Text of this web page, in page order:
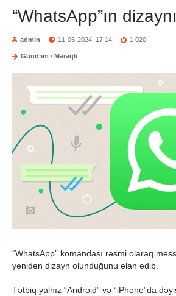
“WhatsApp”ın
admin 11-05-2024, 17:14 1 020
Gündəm / Maraqlı
“WhatsApp” komandası rəsmi olaraq
yenidən dizayn olunduğunu elan edib.
Tətbiq yalnız “Android” və “iPhone”da